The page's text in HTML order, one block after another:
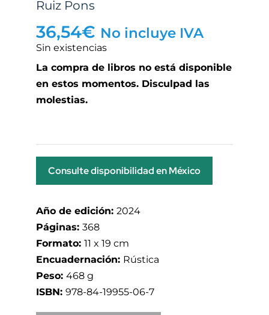
Ruiz Pons
36,54€ No incluye IVA
Sin existencias
La compra de libros no está disponible
en estos momentos. Disculpad las
molestias.
Consulte disponibilidad en México
Año de edición: 2024
Páginas: 368
Formato: 11 x 19 cm
Encuadernación: Rústica
Peso: 468 g
ISBN: 978-84-19955-06-7